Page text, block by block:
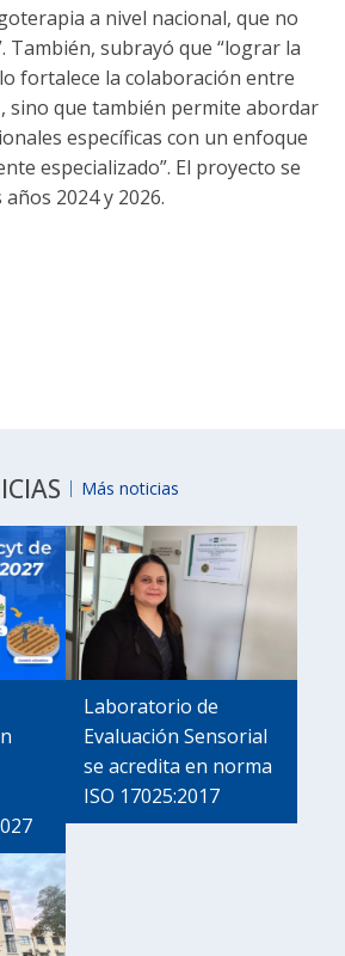
a nivel nacional, que no
También, subrayó que “lograr la
fortalece la colaboración entre
sino que también permite abordar
específicas con un enfoque
especializado”. El proyecto se
2024 y 2026.
Más noticias
Laboratorio de
Evaluación Sensorial
se acredita en norma
ISO 17025:2017